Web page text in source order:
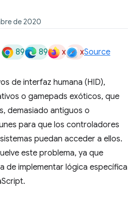
de 2020
89 89 x xSource
de interfaz humana (HID),
o gamepads exóticos, que
demasiado antiguos o
para que los controladores
puedan acceder a ellos.
este problema, ya que
de implementar lógica específica